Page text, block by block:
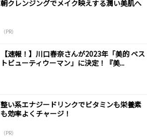
朝クレンジングでメイク映えする潤い美肌へ
（PR）
【速報！】川口春奈さんが2023年「美的 ベス
トビューティウーマン」に決定！『美...
整い系エナジードリンクでビタミンも栄養素
も効率よくチャージ！
（PR）